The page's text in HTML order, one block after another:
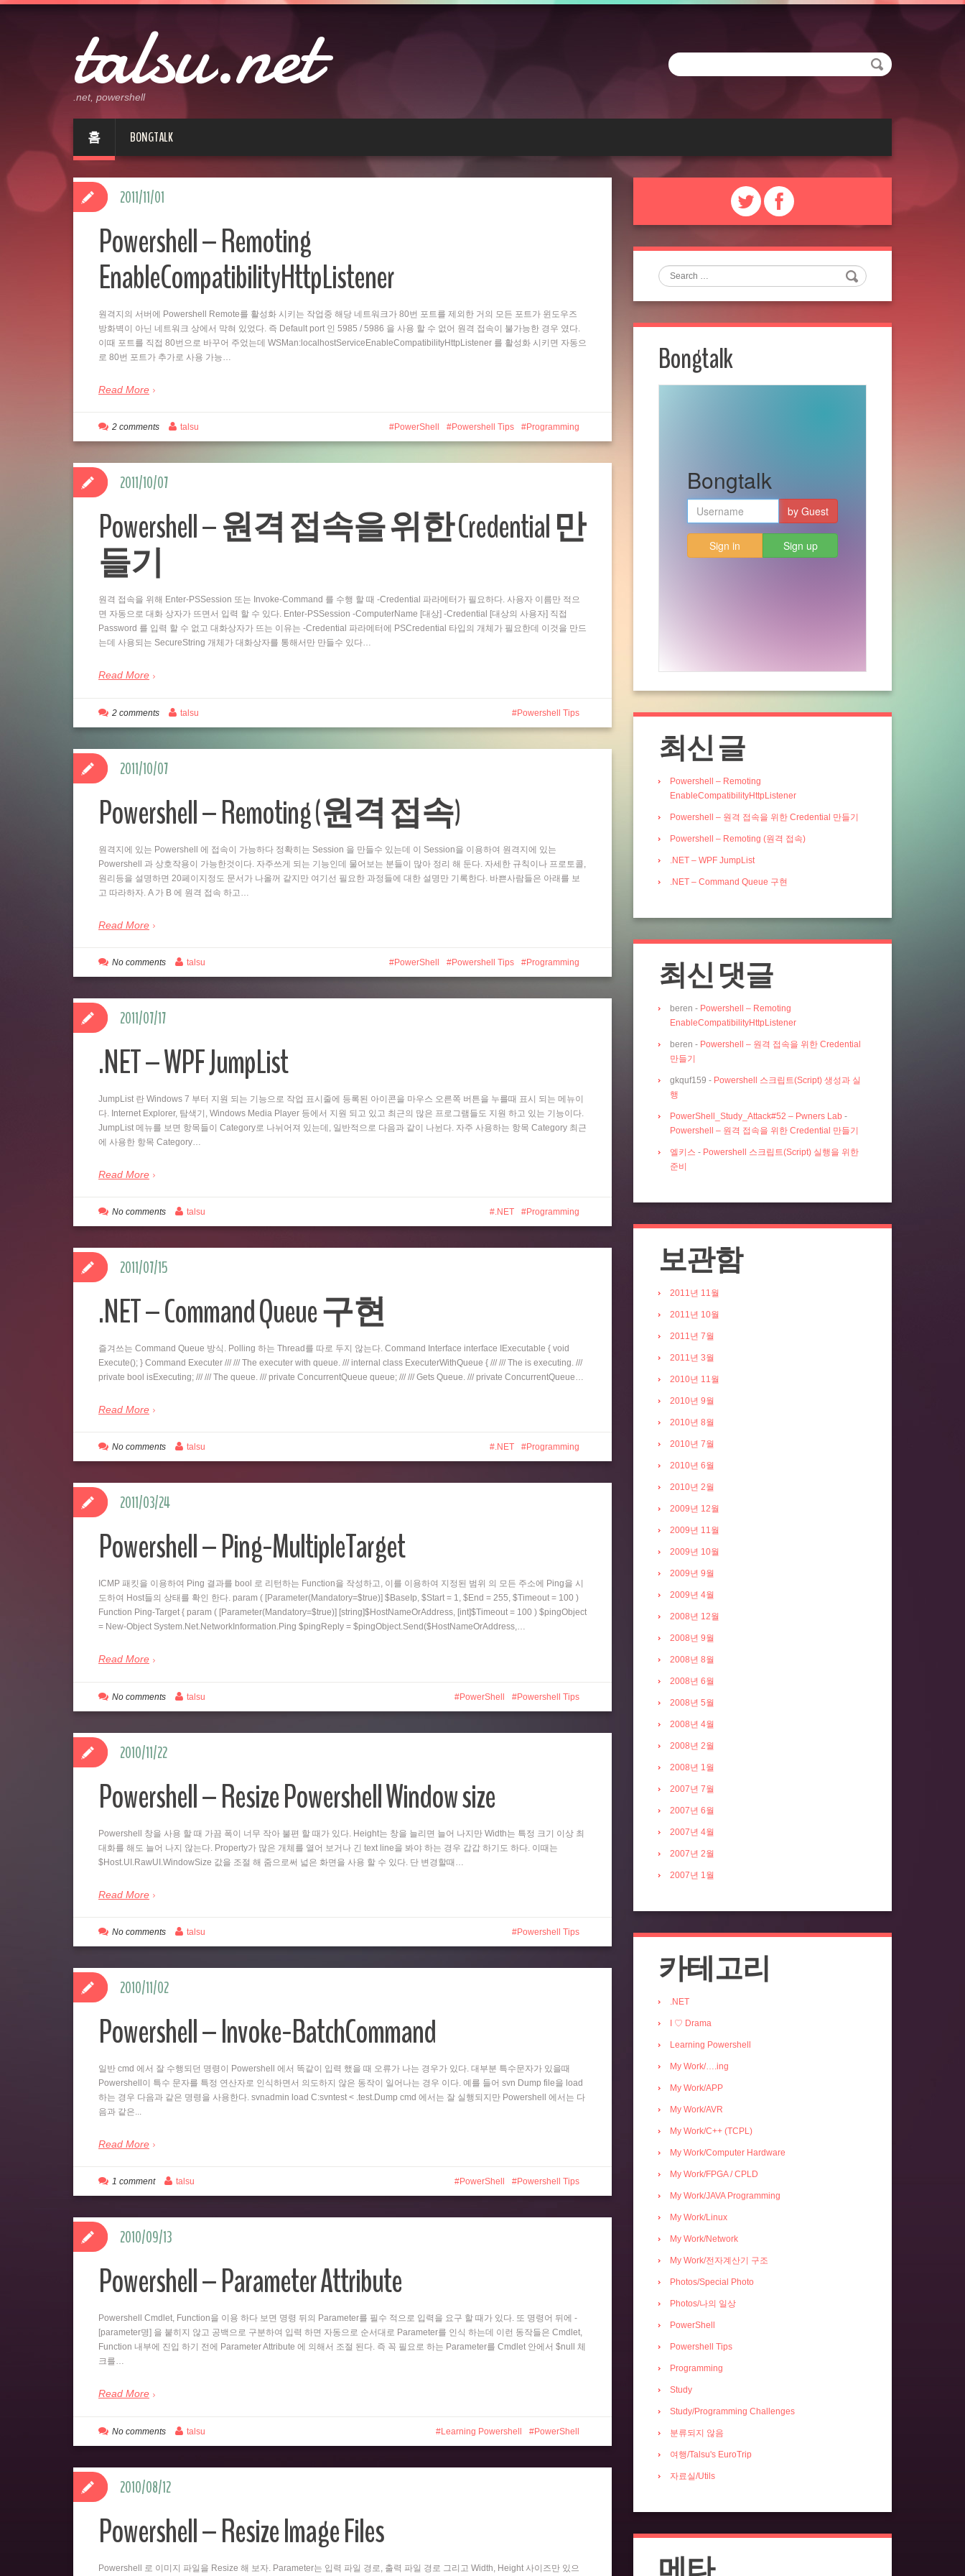
talsu.net
.net, powershell
홈 BONGTALK
Powershell – Remoting
EnableCompatibilityHttpListener
원격지의 서버에 Powershell Remote를 활성화 시키는 작업중 해당 네트워크가 80번 포트를 제외한 거의 모든 포트가 윈도우즈
방화벽이 아닌 네트워크 상에서 막혀 있었다. 즉 Default port 인 5985 / 5986 을 사용 할 수 없어 원격 접속이 불가능한 경우 였다.
이때 포트를 직접 80번으로 바꾸어 주었는데 WSMan:localhostServiceEnableCompatibilityHttpListener 를 활성화 시키면 자동으
로 80번 포트가 추가로 사용 가능…
Read More
2011/11/01
PowerShell Powershell Tips Programming
2 comments talsu
Powershell – 원격 접속을 위한 Credential 만
들기
원격 접속을 위해 Enter-PSSession 또는 Invoke-Command 를 수행 할 때 -Credential 파라메터가 필요하다. 사용자 이름만 적으
면 자동으로 대화 상자가 뜨면서 입력 할 수 있다. Enter-PSSession -ComputerName [대상] -Credential [대상의 사용자] 직접
Password 를 입력 할 수 없고 대화상자가 뜨는 이유는 -Credential 파라메터에 PSCredential 타입의 개체가 필요한데 이것을 만드
는데 사용되는 SecureString 개체가 대화상자를 통해서만 만들수 있다…
Read More
2011/10/07
Powershell Tips
2 comments talsu
Powershell – Remoting (원격 접속)
원격지에 있는 Powershell 에 접속이 가능하다 정확히는 Session 을 만들수 있는데 이 Session을 이용하여 원격지에 있는
Powershell 과 상호작용이 가능한것이다. 자주쓰게 되는 기능인데 물어보는 분들이 많아 정리 해 둔다. 자세한 규칙이나 프로토콜,
원리등을 설명하면 20페이지정도 문서가 나올꺼 같지만 여기선 필요한 과정들에 대한 설명만 기록한다. 바쁜사람들은 아래를 보
고 따라하자. A 가 B 에 원격 접속 하고…
Read More
2011/10/07
PowerShell Powershell Tips Programming
No comments talsu
.NET – WPF JumpList
JumpList 란 Windows 7 부터 지원 되는 기능으로 작업 표시줄에 등록된 아이콘을 마우스 오른쪽 버튼을 누를때 표시 되는 메뉴이
다. Internet Explorer, 탐색기, Windows Media Player 등에서 지원 되고 있고 최근의 많은 프로그램들도 지원 하고 있는 기능이다.
JumpList 메뉴를 보면 항목들이 Category로 나뉘어져 있는데, 일반적으로 다음과 같이 나뉜다. 자주 사용하는 항목 Category 최근
에 사용한 항목 Category…
Read More
2011/07/17
.NET Programming
No comments talsu
.NET – Command Queue 구현
즐겨쓰는 Command Queue 방식. Polling 하는 Thread를 따로 두지 않는다. Command Interface interface IExecutable { void
Execute(); } Command Executer /// /// The executer with queue. /// internal class ExecuterWithQueue { /// /// The is executing. ///
private bool isExecuting; /// /// The queue. /// private ConcurrentQueue queue; /// /// Gets Queue. /// private ConcurrentQueue…
Read More
2011/07/15
.NET Programming
No comments talsu
Powershell – Ping-MultipleTarget
ICMP 패킷을 이용하여 Ping 결과를 bool 로 리턴하는 Function을 작성하고, 이를 이용하여 지정된 범위 의 모든 주소에 Ping을 시
도하여 Host들의 상태를 확인 한다. param ( [Parameter(Mandatory=$true)] $BaseIp, $Start = 1, $End = 255, $Timeout = 100 )
Function Ping-Target { param ( [Parameter(Mandatory=$true)] [string]$HostNameOrAddress, [int]$Timeout = 100 ) $pingObject
= New-Object System.Net.NetworkInformation.Ping $pingReply = $pingObject.Send($HostNameOrAddress,…
Read More
2011/03/24
PowerShell Powershell Tips
No comments talsu
Powershell – Resize Powershell Window size
Powershell 창을 사용 할 때 가끔 폭이 너무 작아 불편 할 때가 있다. Height는 창을 늘리면 늘어 나지만 Width는 특정 크기 이상 최
대화를 해도 늘어 나지 않는다. Property가 많은 개체를 열어 보거나 긴 text line을 봐야 하는 경우 갑갑 하기도 하다. 이때는
$Host.UI.RawUI.WindowSize 값을 조절 해 줌으로써 넓은 화면을 사용 할 수 있다. 단 변경할때…
Read More
2010/11/22
Powershell Tips
No comments talsu
Powershell – Invoke-BatchCommand
일반 cmd 에서 잘 수행되던 명령이 Powershell 에서 똑같이 입력 했을 때 오류가 나는 경우가 있다. 대부분 특수문자가 있을때
Powershell이 특수 문자를 특정 연산자로 인식하면서 의도하지 않은 동작이 일어나는 경우 이다. 예를 들어 svn Dump file을 load
하는 경우 다음과 같은 명령을 사용한다. svnadmin load C:svntest < .test.Dump cmd 에서는 잘 실행되지만 Powershell 에서는 다
음과 같은...
Read More
2010/11/02
PowerShell Powershell Tips
1 comment talsu
Powershell – Parameter Attribute
Powershell Cmdlet, Function을 이용 하다 보면 명령 뒤의 Parameter를 필수 적으로 입력을 요구 할 때가 있다. 또 명령어 뒤에 -
[parameter명] 을 붙히지 않고 공백으로 구분하여 입력 하면 자동으로 순서대로 Parameter를 인식 하는데 이런 동작들은 Cmdlet,
Function 내부에 진입 하기 전에 Parameter Attribute 에 의해서 조절 된다. 즉 꼭 필요로 하는 Parameter를 Cmdlet 안에서 $null 체
크를…
Read More
2010/09/13
Learning Powershell PowerShell
No comments talsu
Powershell – Resize Image Files
Powershell 로 이미지 파일을 Resize 해 보자. Parameter는 입력 파일 경로, 출력 파일 경로 그리고 Width, Height 사이즈만 있으
2010/08/12
Search
Bongtalk
최신 글
Powershell – Remoting
EnableCompatibilityHttpListener
Powershell – 원격 접속을 위한 Credential 만들기
Powershell – Remoting (원격 접속)
.NET – WPF JumpList
.NET – Command Queue 구현
최신 댓글
beren - Powershell – Remoting
EnableCompatibilityHttpListener
beren - Powershell – 원격 접속을 위한 Credential
만들기
gkquf159 - Powershell 스크립트(Script) 생성과 실
행
PowerShell_Study_Attack#52 – Pwners Lab -
Powershell – 원격 접속을 위한 Credential 만들기
엘키스 - Powershell 스크립트(Script) 실행을 위한
준비
보관함
2011년 11월
2011년 10월
2011년 7월
2011년 3월
2010년 11월
2010년 9월
2010년 8월
2010년 7월
2010년 6월
2010년 2월
2009년 12월
2009년 11월
2009년 10월
2009년 9월
2009년 4월
2008년 12월
2008년 9월
2008년 8월
2008년 6월
2008년 5월
2008년 4월
2008년 2월
2008년 1월
2007년 7월
2007년 6월
2007년 4월
2007년 2월
2007년 1월
카테고리
.NET
I ♡ Drama
Learning Powershell
My Work/….ing
My Work/APP
My Work/AVR
My Work/C++ (TCPL)
My Work/Computer Hardware
My Work/FPGA / CPLD
My Work/JAVA Programming
My Work/Linux
My Work/Network
My Work/전자계산기 구조
Photos/Special Photo
Photos/나의 일상
PowerShell
Powershell Tips
Programming
Study
Study/Programming Challenges
분류되지 않음
여행/Talsu's EuroTrip
자료실/Utils